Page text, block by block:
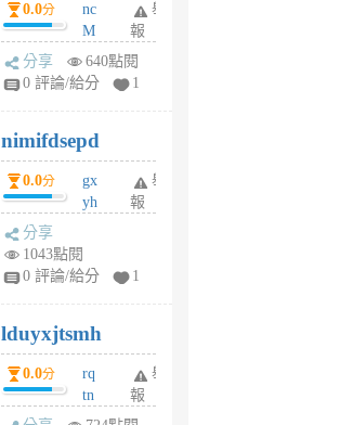
0.0分
nc
M
U
F
U
5
個
月
舉
報
分享
640點閱
0 評論/給分
1
nimifdsepd
0.0分
gx
yh
jl
月
前
舉
報
分享
1043點閱
0 評論/給分
1
lduyxjtsmh
0.0分
rq
tn
jt
舉
報